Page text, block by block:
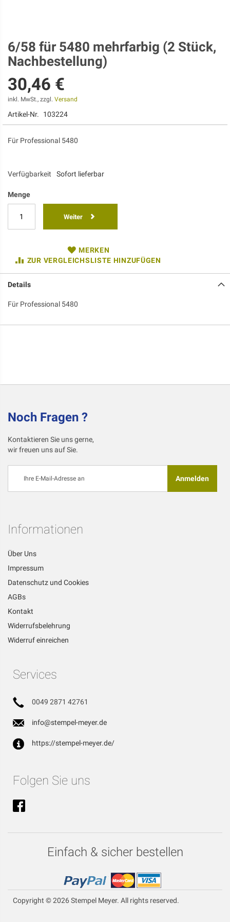
Zum
Anfang
der
springen
6/58 für 5480 mehrfarbig (2 Stück,
Nachbestellung)
30,46 €
inkl. MwSt., zzgl. Versand
Artikel-Nr. 103224
Für Professional 5480
Verfügbarkeit Sofort lieferbar
Menge
Weiter
MERKEN
ZUR VERGLEICHSLISTE HINZUFÜGEN
Details
Für Professional 5480
Noch Fragen ?
Kontaktieren Sie uns gerne,
wir freuen uns auf Sie.
sich
an:
Anmelden
Informationen
Über Uns
Impressum
Datenschutz und Cookies
AGBs
Kontakt
Widerrufsbelehrung
Widerruf einreichen
Services
0049 2871 42761
info@stempel-meyer.de
https://stempel-meyer.de/
Folgen Sie uns
Einfach & sicher bestellen
Copyright © 2026 Stempel Meyer. All rights reserved.